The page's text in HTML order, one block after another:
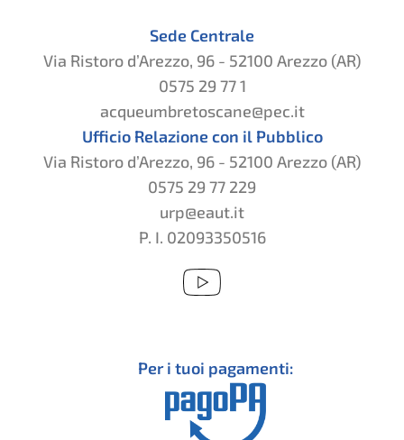
Sede Centrale
Via Ristoro d’Arezzo, 96 - 52100 Arezzo (AR)
0575 29 77 1
acqueumbretoscane@pec.it
Ufficio Relazione con il Pubblico
Via Ristoro d’Arezzo, 96 - 52100 Arezzo (AR)
0575 29 77 229
urp@eaut.it
P. I. 02093350516
Per i tuoi pagamenti: